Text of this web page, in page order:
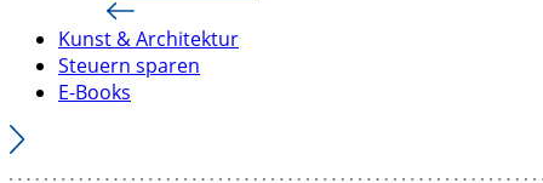
Kunst & Architektur
Steuern sparen
E-Books